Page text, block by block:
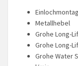
Metallhebel
Grohe Long-
Grohe Long-
Grohe Water